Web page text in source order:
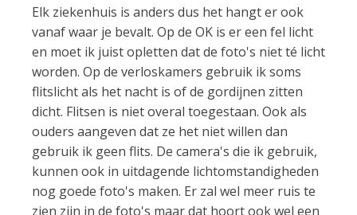
Elk ziekenhuis is anders dus het hangt er ook
vanaf waar je bevalt. Op de OK is er een fel licht
en moet ik juist opletten dat de foto's niet té licht
worden. Op de verloskamers gebruik ik soms
flitslicht als het nacht is of de gordijnen zitten
dicht. Flitsen is niet overal toegestaan. Ook als
ouders aangeven dat ze het niet willen dan
gebruik ik geen flits. De camera's die ik gebruik,
kunnen ook in uitdagende lichtomstandigheden
nog goede foto's maken. Er zal wel meer ruis te
zien zijn in de foto's maar dat hoort ook wel een